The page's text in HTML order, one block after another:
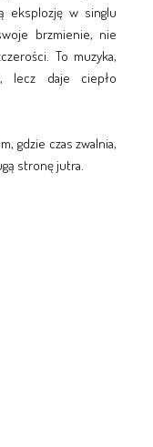
eksplozję w singlu
brzmienie, nie
To muzyka,
lecz daje ciepło
gdzie czas zwalnia,
stronę jutra.